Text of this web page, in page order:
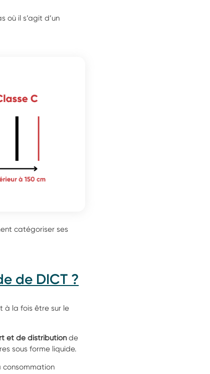
où il s’agit d’un
catégoriser ses
de DICT ?
à la fois être sur le
et de distribution de
sous forme liquide.
consommation